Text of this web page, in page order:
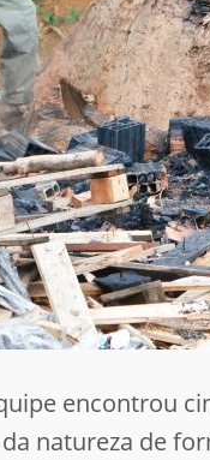
encontrou
natureza de